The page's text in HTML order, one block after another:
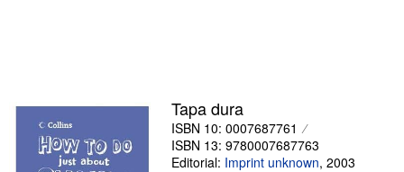
Comenzar a vender
Ayuda
Tapa dura
ISBN 10: 0007687761
ISBN 13: 9780007687763
Editorial: Imprint unknown, 2003